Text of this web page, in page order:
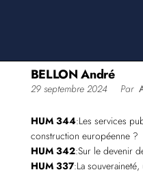
BELLON André
29 septembre 2024 Par
HUM 344:Les services
construction européenne ?
HUM 342:Sur le devenir
HUM 337:La